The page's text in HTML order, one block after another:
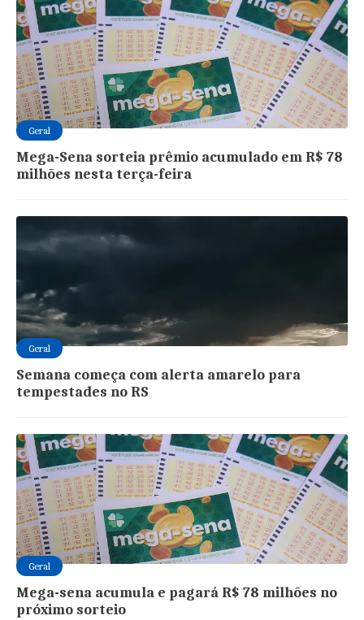
Geral
Mega-Sena sorteia prêmio acumulado em R$ 78
milhões nesta terça-feira
Geral
Semana começa com alerta amarelo para
tempestades no RS
Geral
Mega-sena acumula e pagará R$ 78 milhões no
próximo sorteio